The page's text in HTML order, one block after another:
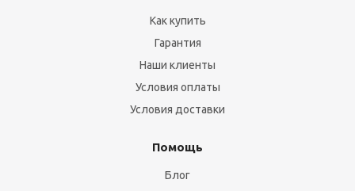
Как купить
Гарантия
Наши клиенты
Условия оплаты
Условия доставки
Помощь
Блог